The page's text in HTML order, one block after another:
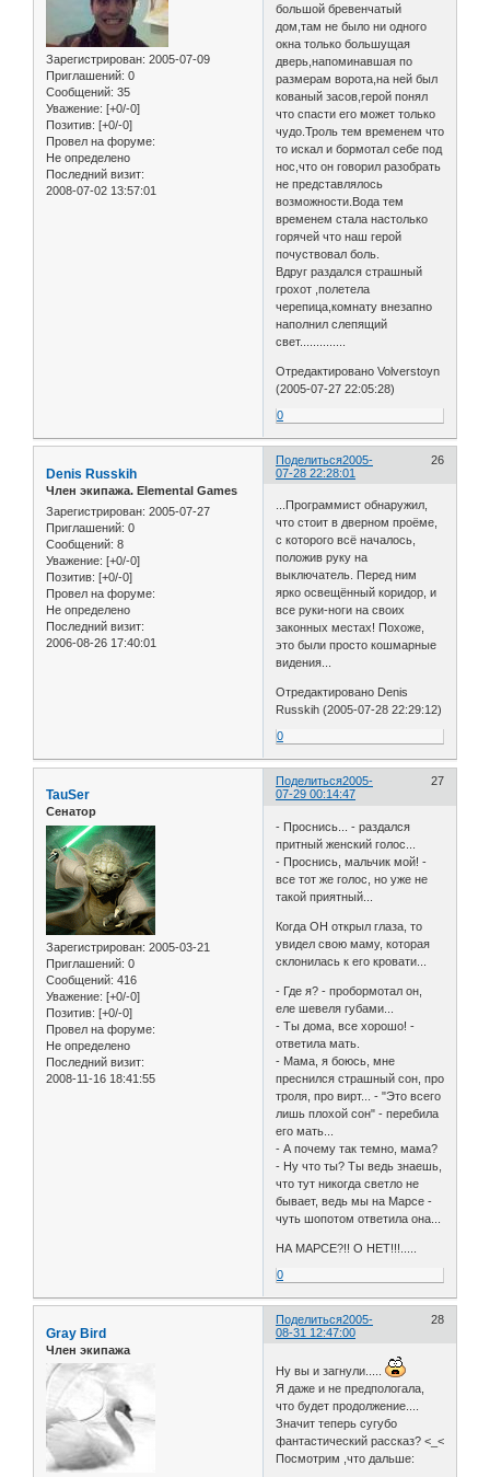
Зарегистрирован: 2005-07-09
Приглашений: 0
Сообщений: 35
Уважение: [+0/-0]
Позитив: [+0/-0]
Провел на форуме:
Не определено
Последний визит:
2008-07-02 13:57:01
большой бревенчатый
дом,там не было ни одного
окна только большущая
дверь,напоминавшая по
размерам ворота,на ней был
кованый засов,герой понял
что спасти его может только
чудо.Троль тем временем что
то искал и бормотал себе под
нос,что он говорил разобрать
не представлялось
возможности.Вода тем
временем стала настолько
горячей что наш герой
почуствовал боль.
Вдруг раздался страшный
грохот ,полетела
черепица,комнату внезапно
наполнил слепящий
свет..............
Отредактировано Volverstoyn
(2005-07-27 22:05:28)
0
Поделиться 26
2005-
07-28 22:28:01
Denis Russkih
Член экипажа. Elemental Games
Зарегистрирован: 2005-07-27
Приглашений: 0
Сообщений: 8
Уважение: [+0/-0]
Позитив: [+0/-0]
Провел на форуме:
Не определено
Последний визит:
2006-08-26 17:40:01
...Программист обнаружил,
что стоит в дверном проёме,
с которого всё началось,
положив руку на
выключатель. Перед ним
ярко освещённый коридор, и
все руки-ноги на своих
законных местах! Похоже,
это были просто кошмарные
видения...
Отредактировано Denis
Russkih (2005-07-28 22:29:12)
0
Поделиться 27
2005-
07-29 00:14:47
TauSer
Сенатор
Зарегистрирован: 2005-03-21
Приглашений: 0
Сообщений: 416
Уважение: [+0/-0]
Позитив: [+0/-0]
Провел на форуме:
Не определено
Последний визит:
2008-11-16 18:41:55
- Проснись... - раздался
притный женский голос...
- Проснись, мальчик мой! -
все тот же голос, но уже не
такой приятный...
Когда ОН открыл глаза, то
увидел свою маму, которая
склонилась к его кровати...
- Где я? - пробормотал он,
еле шевеля губами...
- Ты дома, все хорошо! -
ответила мать.
- Мама, я боюсь, мне
преснился страшный сон, про
троля, про вирт... - "Это всего
лишь плохой сон" - перебила
его мать...
- А почему так темно, мама?
- Ну что ты? Ты ведь знаешь,
что тут никогда светло не
бывает, ведь мы на Марсе -
чуть шопотом ответила она...
НА МАРСЕ?!! О НЕТ!!!.....
0
Поделиться 28
2005-
08-31 12:47:00
Gray Bird
Член экипажа
Ну вы и загнули.....
Я даже и не предпологала,
что будет продолжение....
Значит теперь сугубо
фантастический рассказ? <_<
Посмотрим ,что дальше: